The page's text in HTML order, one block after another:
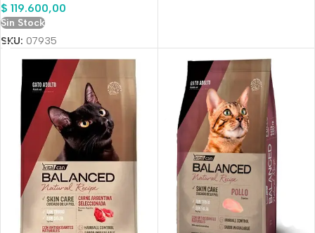
$ 119.600,00
Sin Stock
SKU: 07935